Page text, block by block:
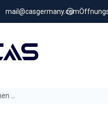
mail@casgermany.com